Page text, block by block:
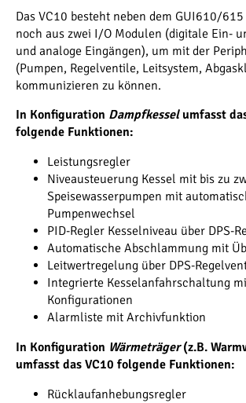
Das VC10 besteht neben dem GUI610/
noch aus zwei I/O Modulen (digitale Ein-
und analoge Eingängen), um mit der
(Pumpen, Regelventile, Leitsystem,
kommunizieren zu können.
In Konfiguration Dampfkesselumfasst
folgende Funktionen:
Leistungsregler
Niveausteuerung Kessel mit bis zu
Speisewasserpumpen mit
Pumpenwechsel
PID-Regler Kesselniveau über DPS-
Automatische Abschlammung mit
Leitwertregelung über DPS-
Integrierte Kesselanfahrschaltung
Konfigurationen
Alarmliste mit Archivfunktion
In Konfiguration Wärmeträger(z.B.
umfasst das VC10 folgende Funktionen:
Rücklaufanhebungsregler